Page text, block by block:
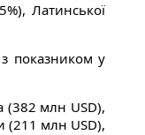
Латинської
показником у
(382 млн USD),
(211 млн USD),